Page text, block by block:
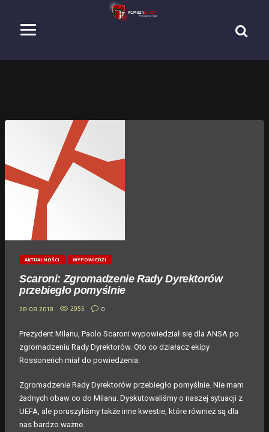
AKTUALNOŚCI WYPOWIEDZI
Scaroni: Zgromadzenie Rady Dyrektorów
przebiegło pomyślnie
28.08.2018 2955 0
Prezydent Milanu, Paolo Scaroni wypowiedział się dla ANSA po
zgromadzeniu Rady Dyrektorów. Oto co działacz ekipy
Rossonerich miał do powiedzenia:
Zgromadzenie Rady Dyrektorów przebiegło pomyślnie. Nie mam
żadnych obaw co do Milanu. Dyskutowaliśmy o naszej sytuacji z
UEFA, ale poruszyliśmy także inne kwestie, które również są dla
nas bardzo ważne.